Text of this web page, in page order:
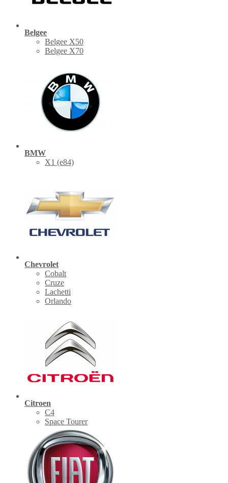
Belgee
Belgee X50
Belgee X70
BMW
X1 (е84)
Chevrolet
Cobalt
Cruze
Lachetti
Orlando
Citroen
C4
Space Tourer